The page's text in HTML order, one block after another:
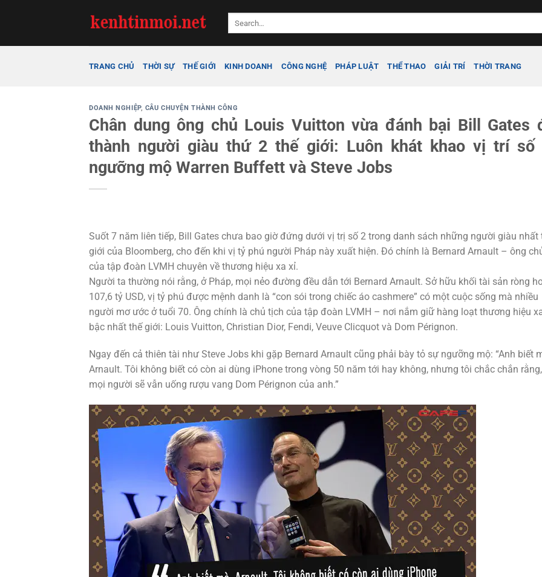
TRANG CHỦ THỜI SỰ THẾ GIỚI KINH DOANH CÔNG NGHỆ PHÁP LUẬT THỂ THAO GIẢI TRÍ THỜI TRANG
DOANH NGHIỆP, CÂU CHUYỆN THÀNH CÔNG
Chân dung ông chủ Louis Vuitton vừa đánh bại Bill Gates
thành người giàu thứ 2 thế giới: Luôn khát khao vị trí số
ngưỡng mộ Warren Buffett và Steve Jobs
Suốt 7 năm liên tiếp, Bill Gates chưa bao giờ đứng dưới vị trị số 2 trong danh sách những người giàu nhất
giới của Bloomberg, cho đến khi vị tỷ phú người Pháp này xuất hiện. Đó chính là Bernard Arnault – ông
của tập đoàn LVMH chuyên về thương hiệu xa xỉ.
Người ta thường nói rằng, ở Pháp, mọi nẻo đường đều dẫn tới Bernard Arnault. Sở hữu khối tài sản ròng
107,6 tỷ USD, vị tỷ phú được mệnh danh là “con sói trong chiếc áo cashmere” có một cuộc sống mà nhiều
người mơ ước ở tuổi 70. Ông chính là chủ tịch của tập đoàn LVMH – nơi nắm giữ hàng loạt thương hiệu
bậc nhất thế giới: Louis Vuitton, Christian Dior, Fendi, Veuve Clicquot và Dom Pérignon.
Ngay đến cả thiên tài như Steve Jobs khi gặp Bernard Arnault cũng phải bày tỏ sự ngưỡng mộ: “Anh biết
Arnault. Tôi không biết có còn ai dùng iPhone trong vòng 50 năm tới hay không, nhưng tôi chắc chắn rằng,
mọi người sẽ vẫn uống rượu vang Dom Pérignon của anh.”